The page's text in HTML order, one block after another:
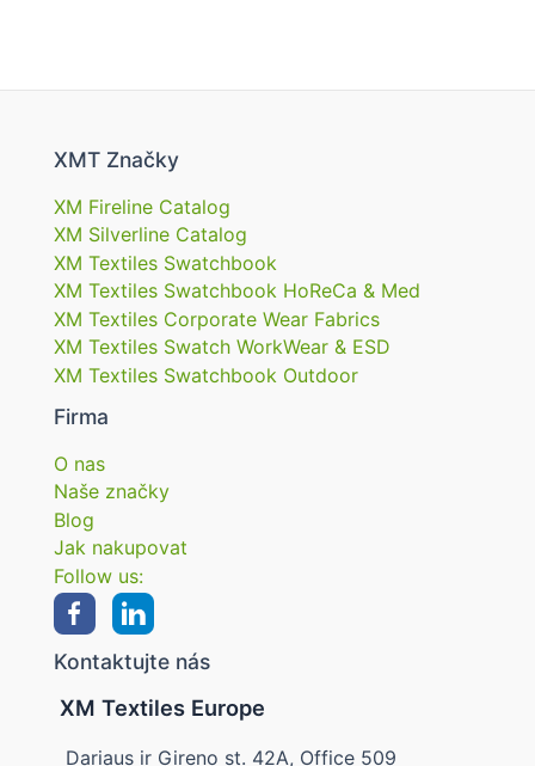
XMT Značky
XM Fireline Catalog
XM Silverline Catalog
XM Textiles Swatchbook
XM Textiles Swatchbook HoReCa & Med
XM Textiles Corporate Wear Fabrics
XM Textiles Swatch WorkWear & ESD
XM Textiles Swatchbook Outdoor
Firma
O nas
Naše značky
Blog
Jak nakupovat
Follow us:
Kontaktujte nás
XM Textiles Europe
Dariaus ir Gireno st. 42A, Office 509